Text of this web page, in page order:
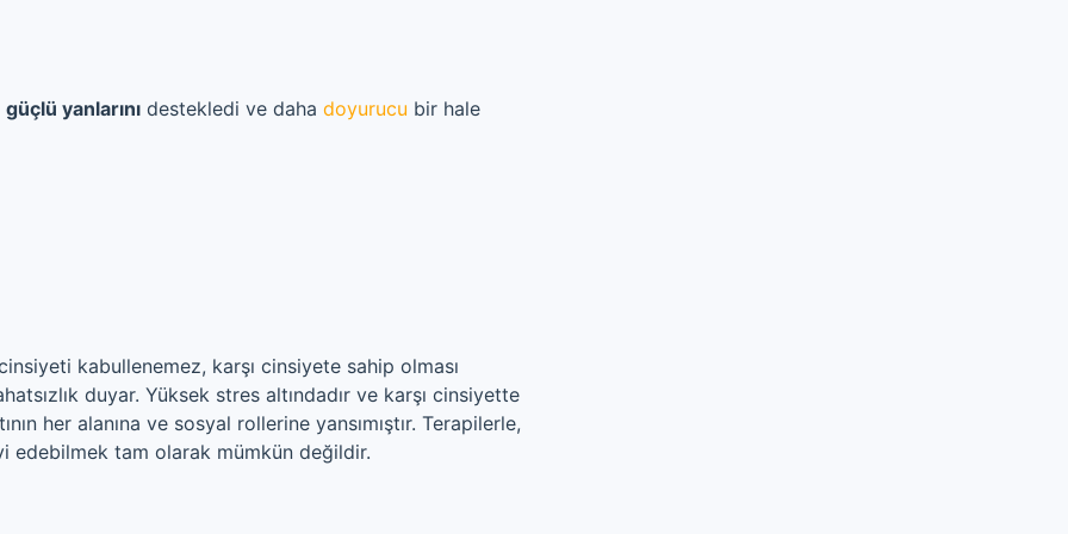
güçlü yanlarını destekledi ve daha doyurucu bir hale
kabullenemez, karşı cinsiyete sahip olması
duyar. Yüksek stres altındadır ve karşı cinsiyette
her alanına ve sosyal rollerine yansımıştır. Terapilerle,
tam olarak mümkün değildir.